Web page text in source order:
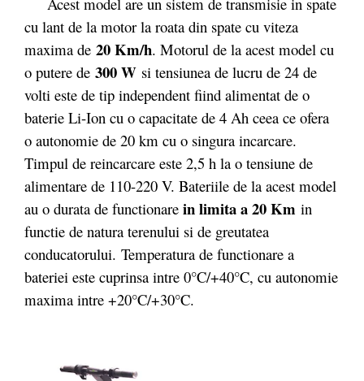
cu lant de la motor la roata din spate cu viteza
maxima de 20 Km/h. Motorul de la acest model cu
o putere de 300 W si tensiunea de lucru de 24 de
volti este de tip independent fiind alimentat de o
baterie Li-Ion cu o capacitate de 4 Ah ceea ce ofera
o autonomie de 20 km cu o singura incarcare.
Timpul de reincarcare este 2,5 h la o tensiune de
alimentare de 110-220 V. Bateriile de la acest model
au o durata de functionare in limita a 20 Km in
functie de natura terenului si de greutatea
conducatorului. Temperatura de functionare a
bateriei este cuprinsa intre 0°C/+40°C, cu autonomie
maxima intre +20°C/+30°C.